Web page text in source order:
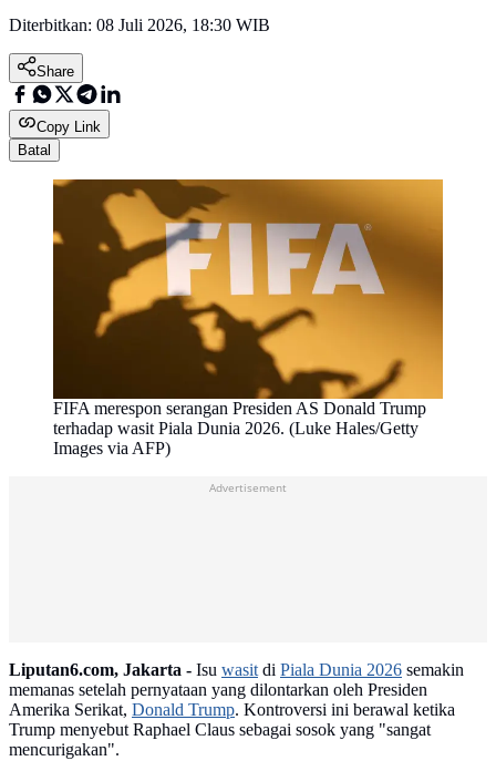
Diterbitkan: 08 Juli 2026, 18:30 WIB
Share
Copy Link
Batal
FIFA merespon serangan Presiden AS Donald Trump
terhadap wasit Piala Dunia 2026. (Luke Hales/Getty
Images via AFP)
Advertisement
Liputan6.com, Jakarta - Isu wasitdi Piala Dunia 2026 semakin
memanas setelah pernyataan yang dilontarkan oleh Presiden
Amerika Serikat, Donald Trump. Kontroversi ini berawal ketika
Trump menyebut Raphael Claus sebagai sosok yang "sangat
mencurigakan".